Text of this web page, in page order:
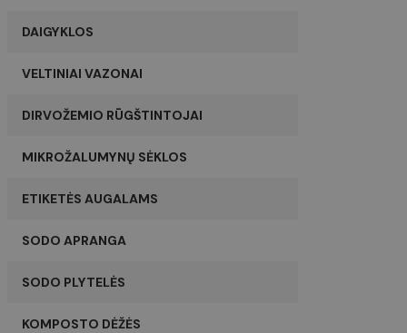
DAIGYKLOS
VELTINIAI VAZONAI
DIRVOŽEMIO RŪGŠTINTOJAI
MIKROŽALUMYNŲ SĖKLOS
ETIKETĖS AUGALAMS
SODO APRANGA
SODO PLYTELĖS
KOMPOSTO DĖŽĖS